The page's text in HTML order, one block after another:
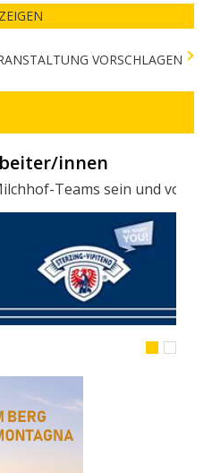
VORSCHLAGEN
innen
Teams sein und von